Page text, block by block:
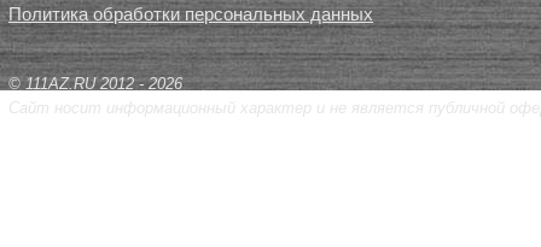
Политика обработки персональных данных
© 111AZ.RU 2012 - 2026
Сайт носит информационный характер и не является публичной